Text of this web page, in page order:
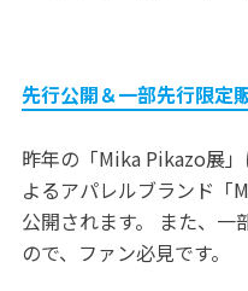
先行公開＆一部先行限定
昨年の「Mika Pikazo展
よるアパレルブランド「
公開されます。 また、一
ので、ファン必見です。